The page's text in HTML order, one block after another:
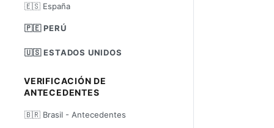
🇪🇸 España
🇵🇪 PERÚ
🇺🇸 ESTADOS UNIDOS
VERIFICACIÓN DE
ANTECEDENTES
🇧🇷 Brasil - Antecedentes